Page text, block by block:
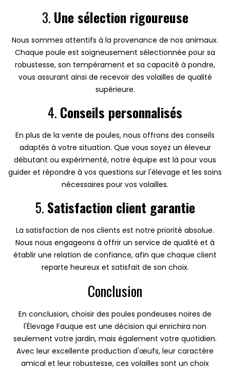
3. Une sélection rigoureuse
Nous sommes attentifs à la provenance de nos animaux.
Chaque poule est soigneusement sélectionnée pour sa
robustesse, son tempérament et sa capacité à pondre,
vous assurant ainsi de recevoir des volailles de qualité
supérieure.
4. Conseils personnalisés
En plus de la vente de poules, nous offrons des conseils
adaptés à votre situation. Que vous soyez un éleveur
débutant ou expérimenté, notre équipe est là pour vous
guider et répondre à vos questions sur l'élevage et les soins
nécessaires pour vos volailles.
5. Satisfaction client garantie
La satisfaction de nos clients est notre priorité absolue.
Nous nous engageons à offrir un service de qualité et à
établir une relation de confiance, afin que chaque client
reparte heureux et satisfait de son choix.
Conclusion
En conclusion, choisir des poules pondeuses noires de
l'Élevage Fauque est une décision qui enrichira non
seulement votre jardin, mais également votre quotidien.
Avec leur excellente production d'œufs, leur caractère
amical et leur robustesse, ces volailles sont un choix